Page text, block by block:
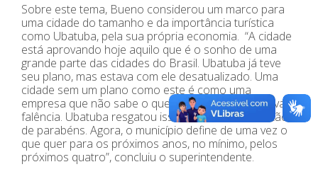
Sobre este tema, Bueno considerou um marco para
uma cidade do tamanho e da importância turística
como Ubatuba, pela sua própria economia. “A cidade
está aprovando hoje aquilo que é o sonho de uma
grande parte das cidades do Brasil. Ubatuba já teve
seu plano, mas estava com ele desatualizado. Uma
cidade sem um plano como este é como uma
empresa que não sabe o que quer fazer e, assim, vai à
falência. Ubatuba resgatou isso e os senhores estão
de parabéns. Agora, o município define de uma vez o
que quer para os próximos anos, no mínimo, pelos
próximos quatro”, concluiu o superintendente.